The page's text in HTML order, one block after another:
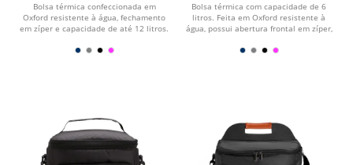
Bolsa térmica confeccionada em
Oxford resistente à água, fechamento
em zíper e capacidade de até 12 litros.
Bolsa térmica com capacidade de 6
litros. Feita em Oxford resistente à
água, possui abertura frontal em zíper,